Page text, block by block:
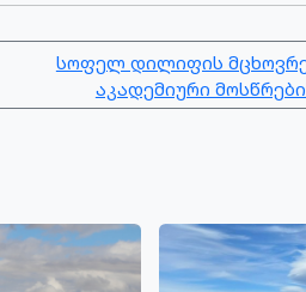
სოფელ დილიფის
აკადემიური